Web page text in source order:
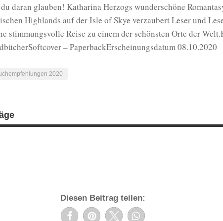
daran glauben! Katharina Herzogs wunderschöne
Highlands auf der Isle of Skye verzaubert Leser und
stimmungsvolle Reise zu einem der schönsten Orte der
– PaperbackErscheinungsdatum 08.10.2020
2020
Diesen Beitrag teilen: